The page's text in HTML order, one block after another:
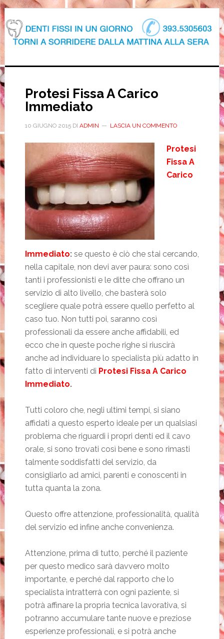
Protesi Fissa A Carico
Immediato
10 GIUGNO 2015DI ADMIN LASCIA UN COMMENTO
Protesi
Fissa A
Carico
Immediato: se questo è ciò che stai cercando,
nella capitale, non devi aver paura: sono così
tanti i professionisti e le ditte che offrano un
servizio di alto livello, che basterà solo
scegliere quale potrà essere quello perfetto al
caso tuo. Non tutti poi, saranno così
professionali da essere anche affidabili, ed
ecco che in queste poche righe si riuscirà
anche ad individuare lo specialista più adatto in
fatto di interventi di Protesi Fissa A Carico
Immediato.
Tutti coloro che, negli ultimi tempi, si siano
affidati a questo esperto ideale per un qualsiasi
problema che riguardi i propri denti ed il cavo
orale, si sono trovati così bene e sono rimasti
talmente soddisfatti del servizio, da
consigliarlo ad amici, parenti e conoscenti in
tutta quanta la zona.
Questo offre attenzione, professionalità, qualità
del servizio ed infine anche convenienza.
Attenzione, prima di tutto, perché il paziente
per questo medico sarà davvero molto
importante, e perché dal rapporto che lo
specialista intratterrà con ogni paziente, si
potrà affinare la propria tecnica lavorativa, si
potranno accumulare tante nuove e preziose
esperienze professionali, e si potrà anche